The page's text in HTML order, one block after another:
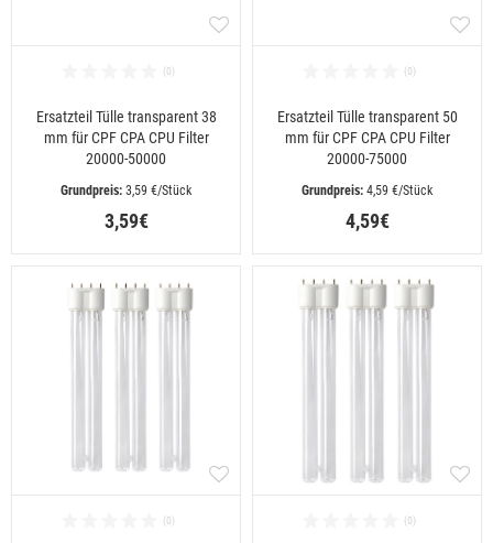
Ersatzteil Tülle transparent 38
mm für CPF CPA CPU Filter
20000-50000
3,59 €/Stück
3,59€
Ersatzteil Tülle transparent 50
mm für CPF CPA CPU Filter
20000-75000
4,59 €/Stück
4,59€